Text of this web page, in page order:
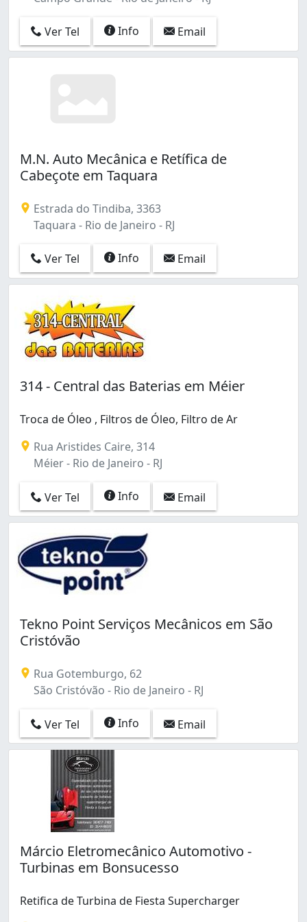
Coelho Neto (3)
Colégio (7)
Copacabana (5)
Encantado (3)
Engenho Novo (17)
Engenho de Dentro (6)
Estácio (5)
Flamengo (4)
Freguesia (Ilha do Governador) (1)
Freguesia (Jacarepaguá) (5)
Gardênia Azul (2)
Glória (1)
Grajaú (5)
Guadalupe (3)
Gávea (6)
Honório Gurgel (1)
Humaitá (3)
Inhaúma (12)
Ipanema (2)
Irajá (22)
Itanhangá (9)
Jacarepaguá (37)
Jacarezinho (3)
Jacaré (5)
Jardim América (17)
Jardim Carioca (7)
Jardim Guanabara (3)
Joá (3)
Laranjeiras (1)
Lins de Vasconcelos (4)
Madureira (20)
Magalhães Bastos (8)
Manguinhos (5)
Maracanã (24)
Marechal Hermes (12)
Maria da Graça (4)
Maré (3)
Méier (11)
Olaria (34)
Paciência (6)
Ver Tel Info Email
M.N. Auto Mecânica e Retífica de
Cabeçote em Taquara
Estrada do Tindiba, 3363
Taquara - Rio de Janeiro - RJ
Ver Tel Info Email
314 - Central das Baterias em Méier
Troca de Óleo , Filtros de Óleo, Filtro de Ar
Rua Aristides Caire, 314
Méier - Rio de Janeiro - RJ
Ver Tel Info Email
Tekno Point Serviços Mecânicos em São
Cristóvão
Rua Gotemburgo, 62
São Cristóvão - Rio de Janeiro - RJ
Ver Tel Info Email
Márcio Eletromecânico Automotivo -
Turbinas em Bonsucesso
Retifica de Turbina de Fiesta Supercharger